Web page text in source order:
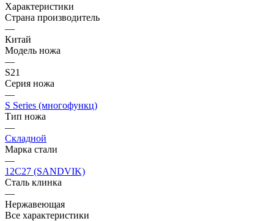
Характеристики
Страна производитель
—
Китай
Модель ножа
—
S21
Серия ножа
—
S Series (многофункц)
Тип ножа
—
Складной
Марка стали
—
12C27 (SANDVIK)
Сталь клинка
—
Нержавеющая
Все характеристики